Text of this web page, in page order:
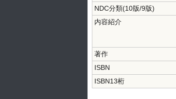
NDC分類(10版/9版)
内容紹介
著作
ISBN
ISBN13桁